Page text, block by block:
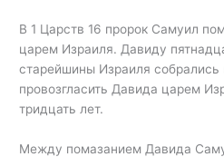
В 1 Царств 16 пророк Самуил
царем Израиля. Давиду
старейшины Израиля собрались
провозгласить Давида царем
тридцать лет.
Между помазанием Давида